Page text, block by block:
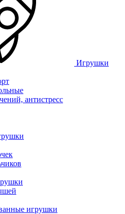
Игрушки
антистресс
игрушки